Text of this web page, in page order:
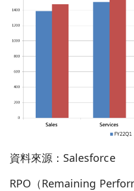
資料來源：Salesforce
RPO（Remaining